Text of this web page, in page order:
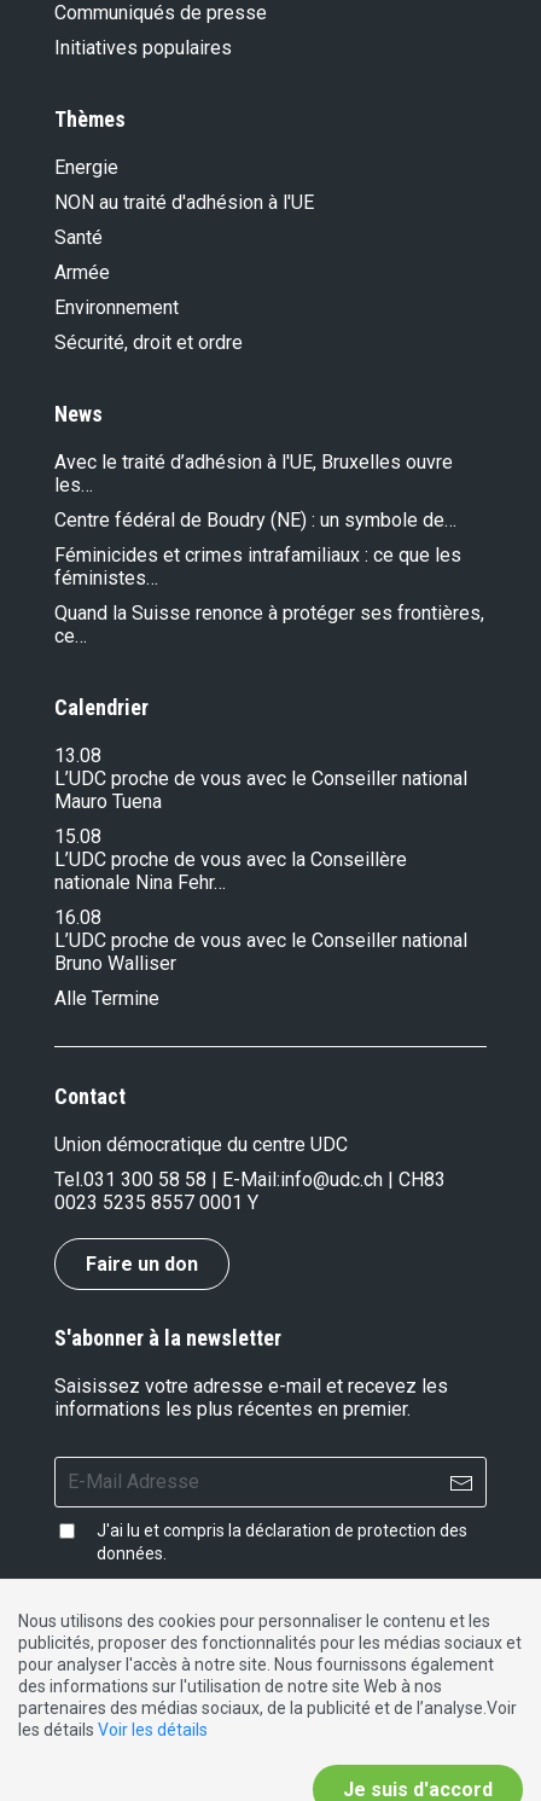
Communiqués de presse
Initiatives populaires
Thèmes
Energie
NON au traité d'adhésion à l'UE
Santé
Armée
Environnement
Sécurité, droit et ordre
News
Avec le traité d’adhésion à l'UE, Bruxelles ouvre
les…
Centre fédéral de Boudry (NE) : un symbole de…
Féminicides et crimes intrafamiliaux : ce que les
féministes…
Quand la Suisse renonce à protéger ses frontières,
ce…
Calendrier
13.08
L’UDC proche de vous avec le Conseiller national
Mauro Tuena
15.08
L’UDC proche de vous avec la Conseillère
nationale Nina Fehr…
16.08
L’UDC proche de vous avec le Conseiller national
Bruno Walliser
Alle Termine
Contact
Union démocratique du centre UDC
Tel.031 300 58 58 | E-Mail:info@udc.ch | CH83
0023 5235 8557 0001 Y
Faire un don
S'abonner à la newsletter
Saisissez votre adresse e-mail et recevez les
informations les plus récentes en premier.
J'ai lu et compris la déclaration de protection des
données
Impressum| Protection des données|Contact
DE FR IT
Nous utilisons des cookies pour personnaliser le contenu et les
publicités, proposer des fonctionnalités pour les médias sociaux et
pour analyser l'accès à notre site. Nous fournissons également
des informations sur l'utilisation de notre site Web à nos
partenaires des médias sociaux, de la publicité et de l’analyse.Voir
les détails Voir les détails
Je suis d'accord